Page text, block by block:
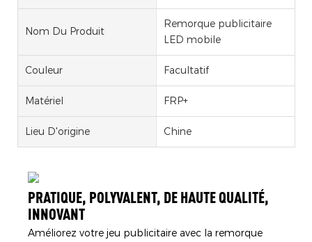
Nom Du Produit
Remorque publicitaire
LED mobile
Couleur Facultatif
Matériel FRP+
Lieu D'origine Chine
PRATIQUE, POLYVALENT, DE HAUTE QUALITÉ,
INNOVANT
Améliorez votre jeu publicitaire avec la remorque